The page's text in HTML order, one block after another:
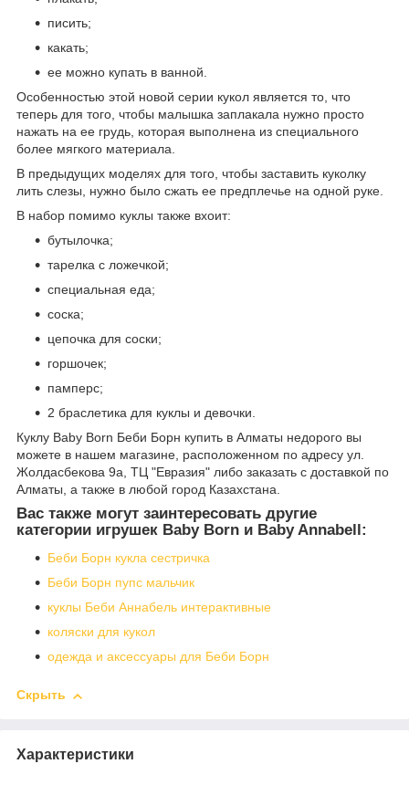
писить;
какать;
ее можно купать в ванной.
Особенностью этой новой серии кукол является то, что
теперь для того, чтобы малышка заплакала нужно просто
нажать на ее грудь, которая выполнена из специального
более мягкого материала.
В предыдущих моделях для того, чтобы заставить куколку
лить слезы, нужно было сжать ее предплечье на одной руке.
В набор помимо куклы также вхоит:
бутылочка;
тарелка с ложечкой;
специальная еда;
соска;
цепочка для соски;
горшочек;
памперс;
2 браслетика для куклы и девочки.
Куклу Baby Born Беби Борн купить в Алматы недорого вы
можете в нашем магазине, расположенном по адресу ул.
Жолдасбекова 9а, ТЦ "Евразия" либо заказать с доставкой по
Алматы, а также в любой город Казахстана.
Вас также могут заинтересовать другие
категории игрушек Baby Born и Baby Annabell:
Беби Борн кукла сестричка
Беби Борн пупс мальчик
куклы Беби Аннабель интерактивные
коляски для кукол
одежда и аксессуары для Беби Борн
Скрыть
Характеристики